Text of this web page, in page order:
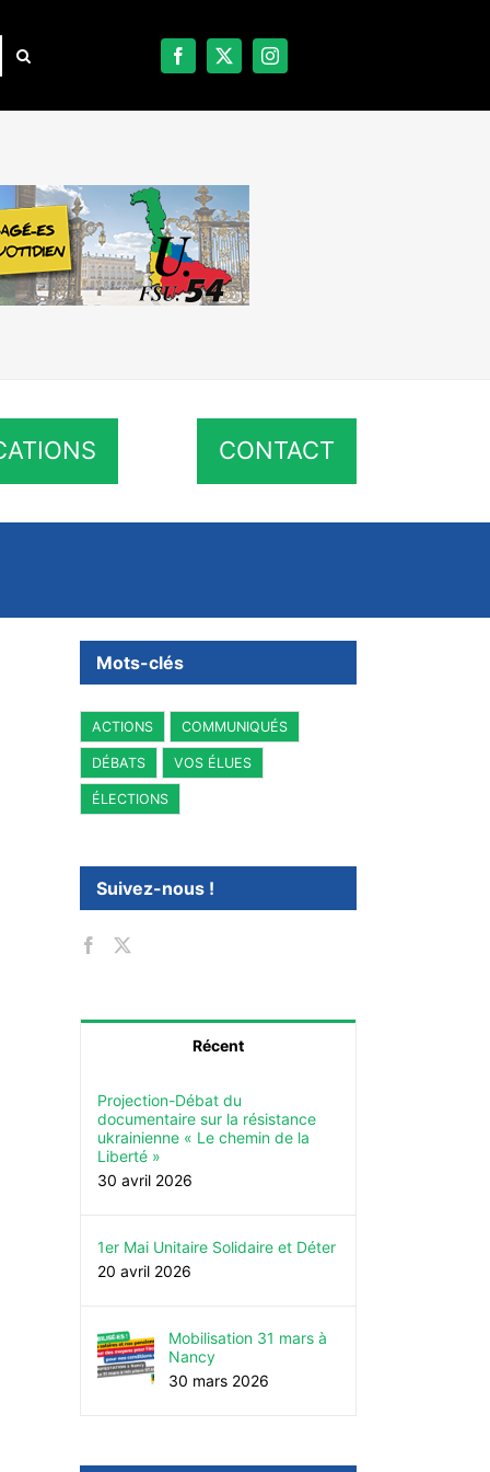
CONTACT
Mots-clés
ACTIONS COMMUNIQUÉS
DÉBATS VOS ÉLUES
ÉLECTIONS
Suivez-nous !
Récent
Projection-Débat du
documentaire sur la résistance
ukrainienne « Le chemin de la
Liberté »
30 avril 2026
1er Mai Unitaire Solidaire et Déter
20 avril 2026
Mobilisation 31 mars à
Nancy
30 mars 2026